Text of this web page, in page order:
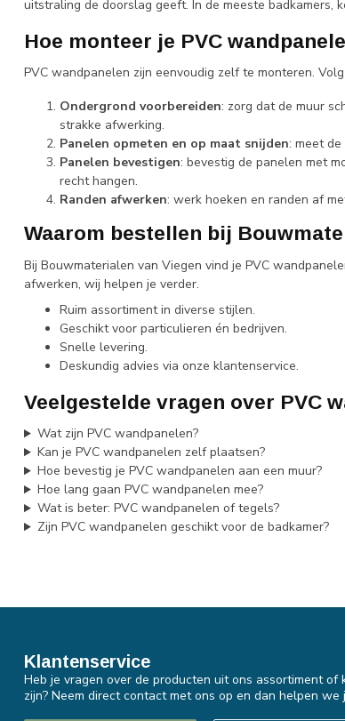
uitstraling de doorslag geeft. In de meeste badkamers,
Hoe monteer je PVC
PVC wandpanelen zijn eenvoudig zelf te monteren.
Ondergrond voorbereiden: zorg dat de muur
strakke afwerking.
Panelen opmeten en op maat snijden: meet
Panelen bevestigen: bevestig de panelen met
recht hangen.
Randen afwerken: werk hoeken en randen af
Waarom bestellen bij
Bij Bouwmaterialen van Viegen vind je PVC
afwerken, wij helpen je verder.
Ruim assortiment in diverse stijlen.
Geschikt voor particulieren én bedrijven.
Snelle levering.
Deskundig advies via onze klantenservice.
Veelgestelde vragen over PVC
Wat zijn PVC wandpanelen?
Kan je PVC wandpanelen zelf plaatsen?
Hoe bevestig je PVC wandpanelen aan een muur?
Hoe lang gaan PVC wandpanelen mee?
Wat is beter: PVC wandpanelen of tegels?
Zijn PVC wandpanelen geschikt voor de badkamer?
Klantenservice
Heb je vragen over de producten uit ons assortiment
zijn? Neem direct contact met ons op en dan helpen we